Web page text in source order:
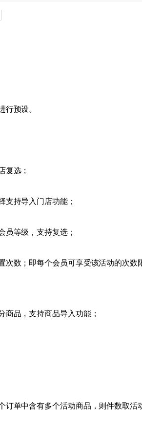
行预设。
复选；
支持导入门店功能；
员等级，支持复选；
次数；即每个会员可享受该活动的次数
商品，支持商品导入功能；
单中含有多个活动商品，则件数取活